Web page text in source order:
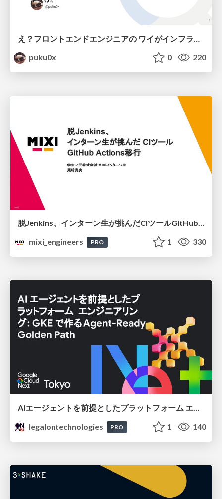
え？フロントエンドエンジニアの ワイがインフラも！？
puku0x
0 220
脱Jenkins、インターン生が挑んだCIツールGitHubActions移行
mixi_engineers
PRO 1 330
legalontechnologies
PRO 1 140